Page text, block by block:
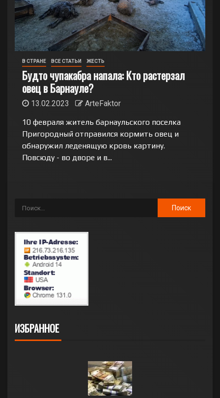
В СТРАНЕ ВСЕ СТАТЬИ ЖЕСТЬ
Будто чупакабра напала: Кто растерзал
овец в Барнауле?
13.02.2023
ArteFaktor
10 февраля житель барнаульского поселка
Пригородный отправился кормить овец и
обнаружил леденящую кровь картину.
Повсюду - во дворе и в...
ИЗБРАННОЕ